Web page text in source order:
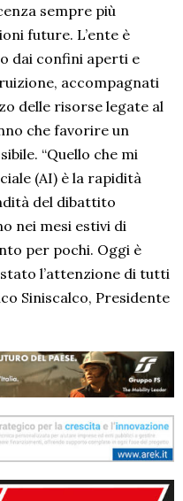
sempre più
future. L’ente è
dai confini aperti e
accompagnati
delle risorse legate al
che favorire un
“Quello che mi
(AI) è la rapidità
del dibattito
nei mesi estivi di
per pochi. Oggi è
l’attenzione di tutti
Siniscalco, Presidente